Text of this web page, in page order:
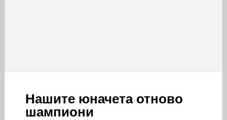
Нашите юначета отново
шампиони